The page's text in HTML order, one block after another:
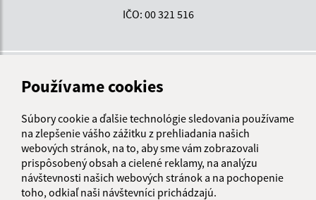
Používame cookies
Súbory cookie a ďalšie technológie sledovania používame
na zlepšenie vášho zážitku z prehliadania našich
webových stránok, na to, aby sme vám zobrazovali
prispôsobený obsah a cielené reklamy, na analýzu
návštevnosti našich webových stránok a na pochopenie
toho, odkiaľ naši návštevníci prichádzajú.
IČO: 00 321 516